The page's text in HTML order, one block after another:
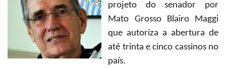
projeto do senador por
Mato Grosso Blairo Maggi
que autoriza a abertura de
até trinta e cinco cassinos no
país.